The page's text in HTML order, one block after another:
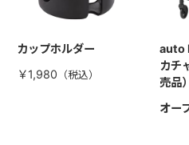
カップホルダー
￥1,980
auto
カチ
売品）
オー